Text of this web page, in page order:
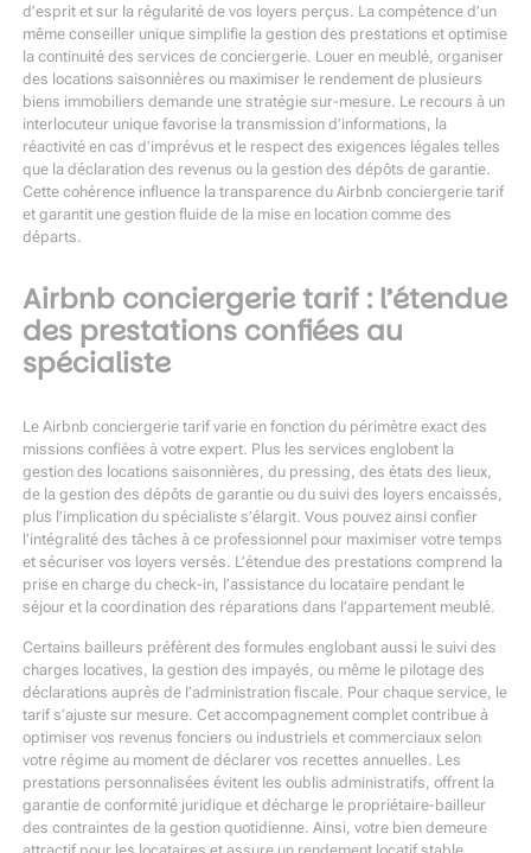
d’esprit et sur la régularité de vos loyers perçus. La compétence d’un
même conseiller unique simplifie la gestion des prestations et optimise
la continuité des services de conciergerie. Louer en meublé, organiser
des locations saisonnières ou maximiser le rendement de plusieurs
biens immobiliers demande une stratégie sur-mesure. Le recours à un
interlocuteur unique favorise la transmission d’informations, la
réactivité en cas d’imprévus et le respect des exigences légales telles
que la déclaration des revenus ou la gestion des dépôts de garantie.
Cette cohérence influence la transparence du Airbnb conciergerie tarif
et garantit une gestion fluide de la mise en location comme des
départs.
Airbnb conciergerie tarif : l’étendue
des prestations confiées au
spécialiste
Le Airbnb conciergerie tarif varie en fonction du périmètre exact des
missions confiées à votre expert. Plus les services englobent la
gestion des locations saisonnières, du pressing, des états des lieux,
de la gestion des dépôts de garantie ou du suivi des loyers encaissés,
plus l’implication du spécialiste s’élargit. Vous pouvez ainsi confier
l’intégralité des tâches à ce professionnel pour maximiser votre temps
et sécuriser vos loyers versés. L’étendue des prestations comprend la
prise en charge du check-in, l’assistance du locataire pendant le
séjour et la coordination des réparations dans l’appartement meublé.
Certains bailleurs préfèrent des formules englobant aussi le suivi des
charges locatives, la gestion des impayés, ou même le pilotage des
déclarations auprès de l’administration fiscale. Pour chaque service, le
tarif s’ajuste sur mesure. Cet accompagnement complet contribue à
optimiser vos revenus fonciers ou industriels et commerciaux selon
votre régime au moment de déclarer vos recettes annuelles. Les
prestations personnalisées évitent les oublis administratifs, offrent la
garantie de conformité juridique et décharge le propriétaire-bailleur
des contraintes de la gestion quotidienne. Ainsi, votre bien demeure